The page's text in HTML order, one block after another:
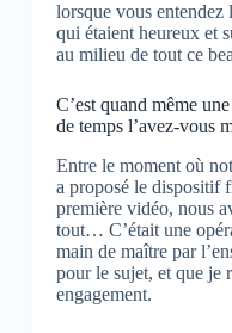
lorsque vous entendez
qui étaient heureux et
au milieu de tout ce
C’est quand même
de temps l’avez-vous
Entre le moment où
a proposé le dispositif
première vidéo, nous
tout… C’était une
main de maître par
pour le sujet, et que je
engagement.